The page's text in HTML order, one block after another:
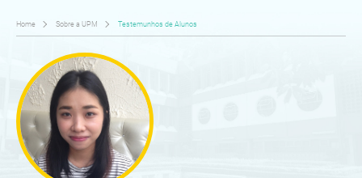
Home Sobre a UPM Testemunhos de Alunos